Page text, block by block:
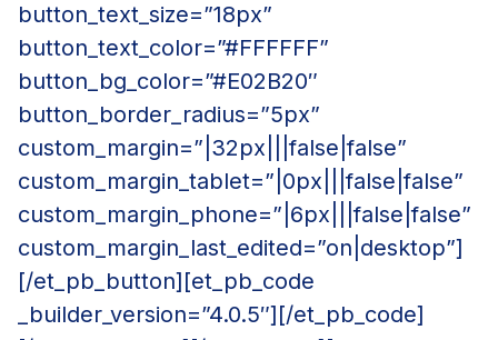
button_text_size=”18px”
button_text_color=”#FFFFFF”
button_bg_color=”#E02B20″
button_border_radius=”5px”
custom_margin=”|32px|||false|false”
custom_margin_tablet=”|0px|||false|false”
custom_margin_phone=”|6px|||false|false”
custom_margin_last_edited=”on|desktop”]
[/et_pb_button][et_pb_code
_builder_version=”4.0.5″][/et_pb_code]